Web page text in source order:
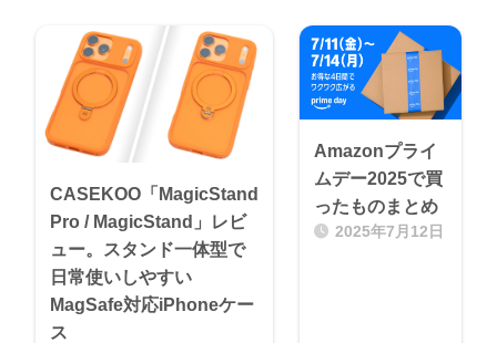
CASEKOO「MagicStand
Pro / MagicStand」レビ
ュー。スタンド一体型で
日常使いしやすい
MagSafe対応iPhoneケー
ス
Amazonプライ
ムデー2025で買
ったものまとめ
2025年7月12日